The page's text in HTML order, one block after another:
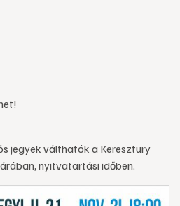
jegyek válthatók a Keresztury
nyitvatartási időben.